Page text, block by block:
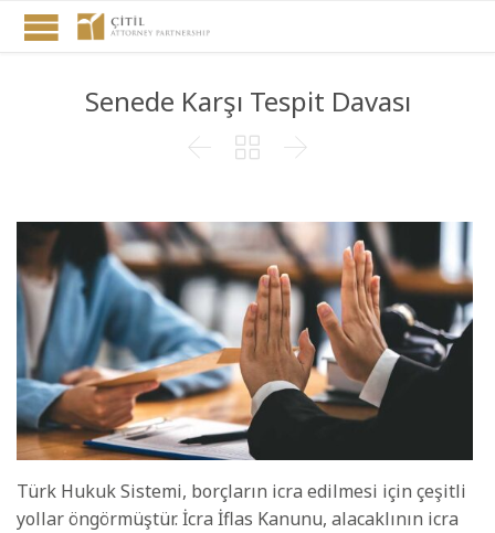
Senede Karşı Tespit Davası
  
Türk Hukuk Sistemi, borçların icra edilmesi için çeşitli
yollar öngörmüştür. İcra İflas Kanunu, alacaklının icra